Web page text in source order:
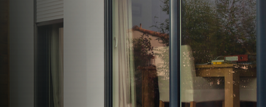
Lavau-sur-Loire ?
N2PRO Fermetures est votre référent Distributeur
Conseil BUBENDORFF officiel pour vous
apporter : Tarifs directs usines sans minimum
d'achat - Assistance technique chantier et
service réactif avec simplicité.